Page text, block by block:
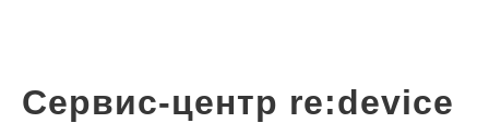
Сервис-центр re:device